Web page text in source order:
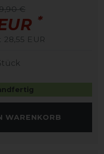
€
*
EUR
WARENKORB